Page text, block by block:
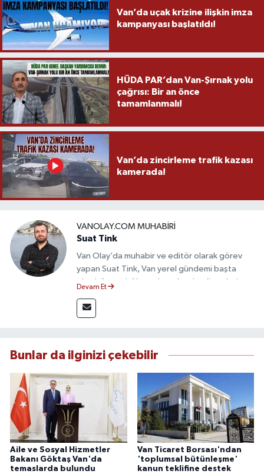
Van’da uçak krizine ilişkin imza
kampanyası başlatıldı!
HÜDA PAR’dan Van-Şırnak yolu
çağrısı: Bir an önce
tamamlanmalı!
Van’da zincirleme trafik kazası
kamerada!
VANOLAY.COM MUHABIRI
Suat Tink
Van Olay’da muhabir ve editör olarak görev
yapan Suat Tink, Van yerel gündemi başta
olmak üzere bölgesel ve ulusal gelişmeleri
mezunu olan Tink, sahadan edindiği bilgilerle
doğruluk, tarafsızlık ve etik ilkeler
Devam Et
Bunlar da ilginizi çekebilir
Aile ve Sosyal Hizmetler
Bakanı Göktaş Van'da
temaslarda bulundu
Van Ticaret Borsası'ndan
'toplumsal bütünleşme'
kanun teklifine destek